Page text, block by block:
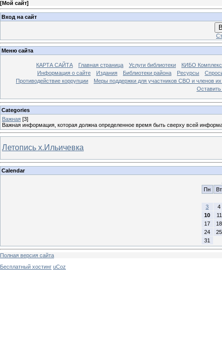
[Мой сайт]
Вход на сайт
Меню сайта
КАРТА САЙТА Главная страница Услуги библиотеки
КИБО
Информация о сайте
Издания Библиотеки района Ресурсы
Противодействие коррупции
Меры поддержки для участников СВО и членов
Оставить
Categories
Важная [3]
Важная информация, которая должна определенное время быть сверху всей
Летопись х.Ильичевка
Calendar
Пн
Вт
3
4
10
11
17
18
24
25
31
Полная версия сайта
Бесплатный хостинг uCoz